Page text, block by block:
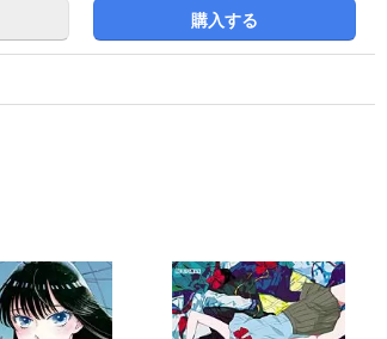
購入する